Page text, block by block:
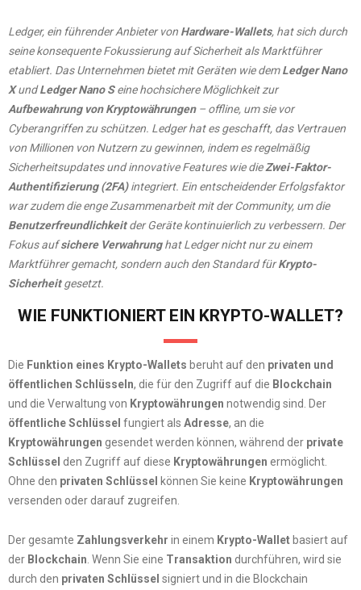
Ledger, ein führender Anbieter von Hardware-Wallets, hat sich durch
seine konsequente Fokussierung auf Sicherheit als Marktführer
etabliert. Das Unternehmen bietet mit Geräten wie demLedger Nano
XundLedger Nano Seine hochsichere Möglichkeit zur
Aufbewahrung von Kryptowährungen– offline, um sie vor
Cyberangriffen zu schützen. Ledger hat es geschafft, das Vertrauen
von Millionen von Nutzern zu gewinnen, indem es regelmäßig
Sicherheitsupdates und innovative Features wie dieZwei-Faktor-
Authentifizierung (2FA)integriert. Ein entscheidender Erfolgsfaktor
war zudem die enge Zusammenarbeit mit der Community, um die
Benutzerfreundlichkeitder Geräte kontinuierlich zu verbessern. Der
Fokus aufsichere Verwahrunghat Ledger nicht nur zu einem
Marktführer gemacht, sondern auch den Standard fürKrypto-
Sicherheitgesetzt.
WIE FUNKTIONIERT EIN KRYPTO-WALLET?
Die Funktion eines Krypto-Wallets beruht auf den privaten und
öffentlichen Schlüsseln, die für den Zugriff auf die Blockchain
und die Verwaltung von Kryptowährungen notwendig sind. Der
öffentliche Schlüssel fungiert als Adresse, an die
Kryptowährungen gesendet werden können, während der private
Schlüssel den Zugriff auf diese Kryptowährungen ermöglicht.
Ohne den privaten Schlüssel können Sie keine Kryptowährungen
versenden oder darauf zugreifen.
Der gesamte Zahlungsverkehr in einem Krypto-Walletbasiert auf
der Blockchain . Wenn Sie eine Transaktion durchführen, wird sie
durch den privaten Schlüssel signiert und in die Blockchain